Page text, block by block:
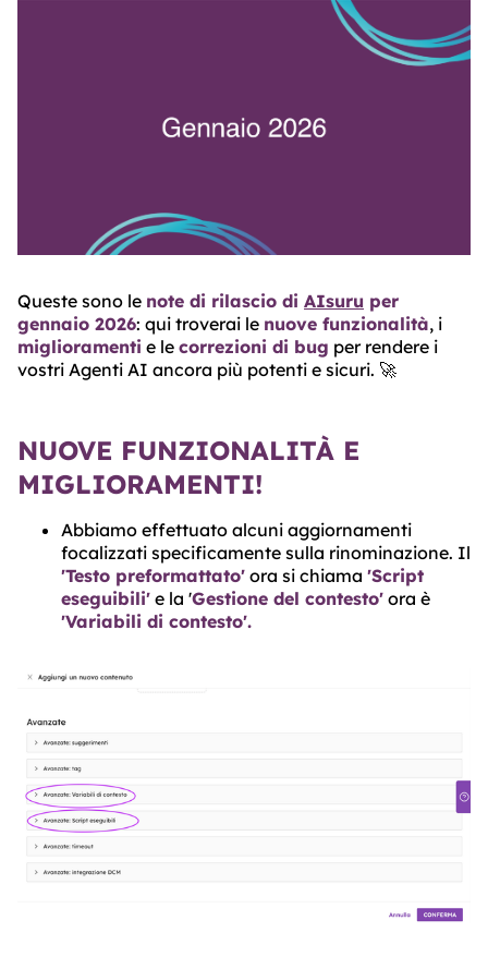
Queste sono le note di rilascio di AIsuru per
gennaio 2026: qui troverai le nuove funzionalità, i
miglioramenti e le correzioni di bug per rendere i
vostri Agenti AI ancora più potenti e sicuri. 🚀
NUOVE FUNZIONALITÀ E
MIGLIORAMENTI!
Abbiamo effettuato alcuni aggiornamenti
focalizzati specificamente sulla rinominazione. Il
'Testo preformattato' ora si chiama 'Script
eseguibili' e la 'Gestione del contesto' ora è
'Variabili di contesto'.